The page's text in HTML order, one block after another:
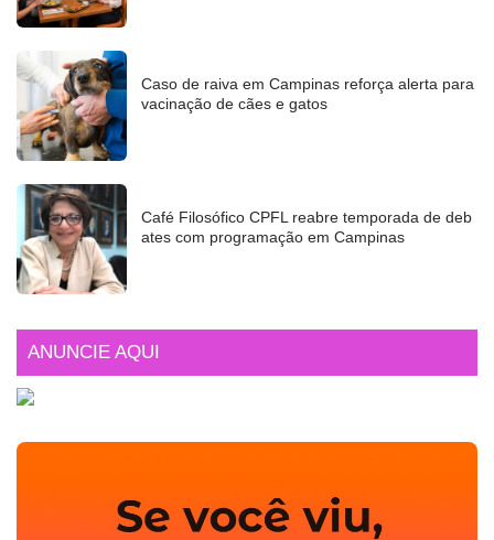
Caso de raiva em Campinas reforça alerta para
vacinação de cães e gatos
Café Filosófico CPFL reabre temporada de deb
ates com programação em Campinas
ANUNCIE AQUI